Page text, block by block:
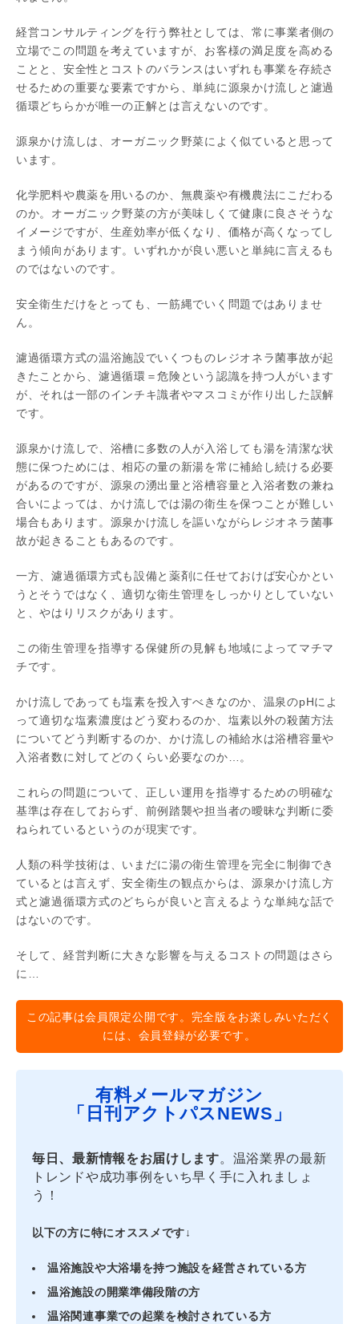
経営コンサルティングを行う弊社としては、常に事業者側の
立場でこの問題を考えていますが、お客様の満足度を高める
ことと、安全性とコストのバランスはいずれも事業を存続さ
せるための重要な要素ですから、単純に源泉かけ流しと濾過
循環どちらかが唯一の正解とは言えないのです。
源泉かけ流しは、オーガニック野菜によく似ていると思って
います。
化学肥料や農薬を用いるのか、無農薬や有機農法にこだわる
のか。オーガニック野菜の方が美味しくて健康に良さそうな
イメージですが、生産効率が低くなり、価格が高くなってし
まう傾向があります。いずれかが良い悪いと単純に言えるも
のではないのです。
安全衛生だけをとっても、一筋縄でいく問題ではありませ
ん。
濾過循環方式の温浴施設でいくつものレジオネラ菌事故が起
きたことから、濾過循環＝危険という認識を持つ人がいます
が、それは一部のインチキ識者やマスコミが作り出した誤解
です。
源泉かけ流しで、浴槽に多数の人が入浴しても湯を清潔な状
態に保つためには、相応の量の新湯を常に補給し続ける必要
があるのですが、源泉の湧出量と浴槽容量と入浴者数の兼ね
合いによっては、かけ流しでは湯の衛生を保つことが難しい
場合もあります。源泉かけ流しを謳いながらレジオネラ菌事
故が起きることもあるのです。
一方、濾過循環方式も設備と薬剤に任せておけば安心かとい
うとそうではなく、適切な衛生管理をしっかりとしていない
と、やはりリスクがあります。
この衛生管理を指導する保健所の見解も地域によってマチマ
チです。
かけ流しであっても塩素を投入すべきなのか、温泉のpHによ
って適切な塩素濃度はどう変わるのか、塩素以外の殺菌方法
についてどう判断するのか、かけ流しの補給水は浴槽容量や
入浴者数に対してどのくらい必要なのか…。
これらの問題について、正しい運用を指導するための明確な
基準は存在しておらず、前例踏襲や担当者の曖昧な判断に委
ねられているというのが現実です。
人類の科学技術は、いまだに湯の衛生管理を完全に制御でき
ているとは言えず、安全衛生の観点からは、源泉かけ流し方
式と濾過循環方式のどちらが良いと言えるような単純な話で
はないのです。
そして、経営判断に大きな影響を与えるコストの問題はさら
に…
この記事は会員限定公開です。完全版をお楽しみいただく
には、会員登録が必要です。
有料メールマガジン
「日刊アクトパスNEWS」
毎日、最新情報をお届けします。温浴業界の最新
トレンドや成功事例をいち早く手に入れましょ
う！
以下の方に特にオススメです↓
温浴施設や大浴場を持つ施設を経営されている方
温浴施設の開業準備段階の方
温浴関連事業での起業を検討されている方